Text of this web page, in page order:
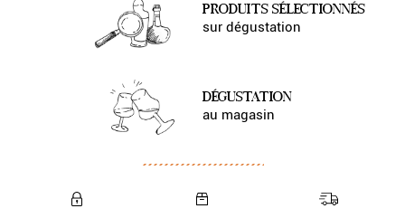
PRODUITS SÉLECTIONNÉS
sur dégustation
DÉGUSTATION
au magasin